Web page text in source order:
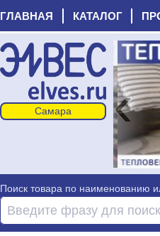
ГЛАВНАЯ КАТАЛОГ
‹
Поиск товара по наименованию